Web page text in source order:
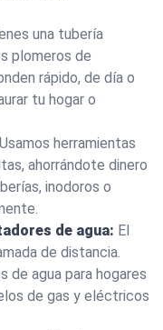
una tubería
plomeros de
rápido, de día o
tu hogar o
Usamos herramientas
ahorrándote dinero
inodoros o
de agua: El
de distancia.
de agua para hogares
de gas y eléctricos